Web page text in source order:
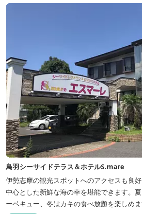
鳥羽シーサイドテラス＆ホテルS.mare
伊勢志摩の観光スポットへのアクセスも良
中心とした新鮮な海の幸を堪能できます。
ーベキュー、冬はカキの食べ放題を楽しめま